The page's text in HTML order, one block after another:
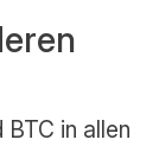
in allen